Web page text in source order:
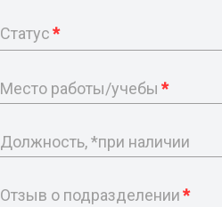
Статус*
Место работы/учебы *
Должность, *при наличии
Отзыв о подразделении*